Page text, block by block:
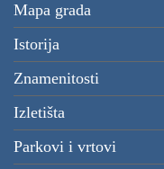
Mapa grada
Istorija
Znamenitosti
Izletišta
Parkovi i vrtovi